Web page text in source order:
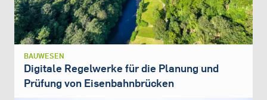
BAUWESEN
Digitale Regelwerke für die Planung und
Prüfung von Eisenbahnbrücken